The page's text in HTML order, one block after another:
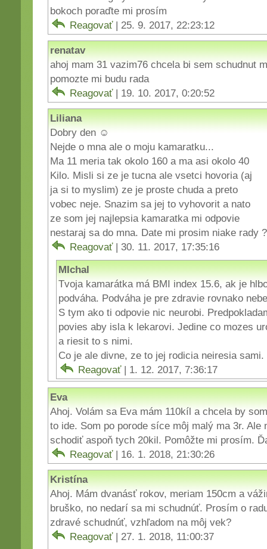
bokoch poraďte mi prosím
Reagovať | 25. 9. 2017, 22:23:12
renatav
ahoj mam 31 vazim76 chcela bi sem schudnut
pomozte mi budu rada
Reagovať | 19. 10. 2017, 0:20:52
Liliana
Dobry den ☺
Nejde o mna ale o moju kamaratku...
Ma 11 meria tak okolo 160 a ma asi okolo 40
Kilo. Misli si ze je tucna ale vsetci hovoria (aj
ja si to myslim) ze je proste chuda a preto
vobec neje. Snazim sa jej to vyhovorit a nato
ze som jej najlepsia kamaratka mi odpovie
nestaraj sa do mna. Date mi prosim niake rady ?
Reagovať | 30. 11. 2017, 17:35:16
MIchal
Tvoja kamarátka má BMI index 15.6, ak je
podváha. Podváha je pre zdravie rovnako
S tym ako ti odpovie nic neurobi.
povies aby isla k lekarovi. Jedine co mozes
a riesit to s nimi.
Co je ale divne, ze to jej rodicia neiresia sami.
Reagovať | 1. 12. 2017, 7:36:17
Eva
Ahoj. Volám sa Eva mám 110kíl a chcela by
to ide. Som po porode síce môj malý ma 3r.
schodiť aspoň tych 20kil. Pomôžte mi prosím.
Reagovať | 16. 1. 2018, 21:30:26
Kristína
Ahoj. Mám dvanásť rokov, meriam 150cm a
bruško, no nedarí sa mi schudnúť. Prosím o
zdravé schudnúť, vzhľadom na môj vek?
Reagovať | 27. 1. 2018, 11:00:37